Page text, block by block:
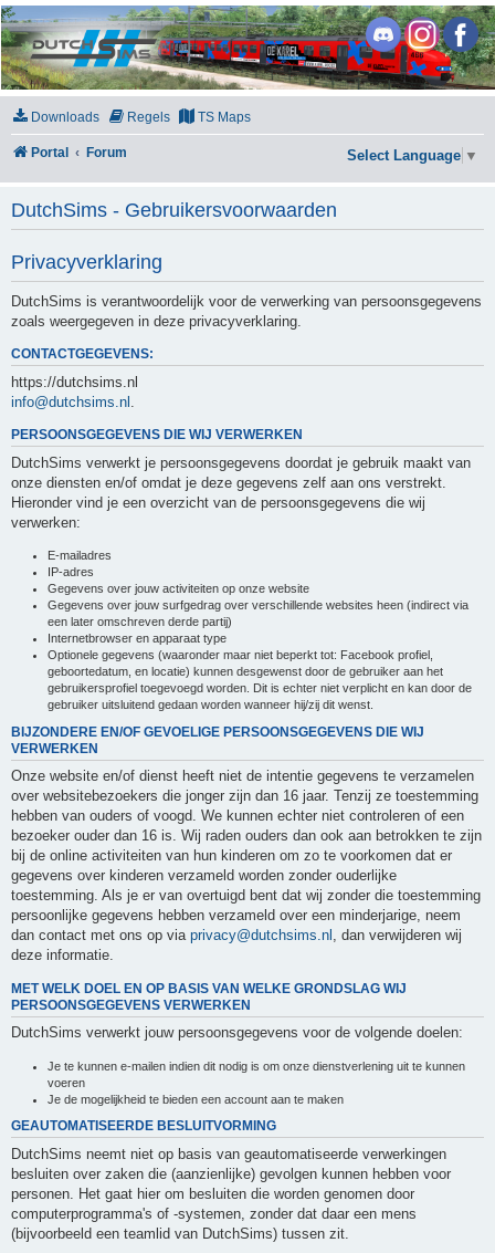
DutchSims
Downloads Regels TS Maps
Portal Forum Select Language ▼
DutchSims - Gebruikersvoorwaarden
Privacyverklaring
DutchSims is verantwoordelijk voor de verwerking van persoonsgegevens
zoals weergegeven in deze privacyverklaring.
CONTACTGEGEVENS:
https://dutchsims.nl
info@dutchsims.nl
PERSOONSGEGEVENS DIE WIJ VERWERKEN
DutchSims verwerkt je persoonsgegevens doordat je gebruik maakt van
onze diensten en/of omdat je deze gegevens zelf aan ons verstrekt.
Hieronder vind je een overzicht van de persoonsgegevens die wij
verwerken:
E-mailadres
IP-adres
Gegevens over jouw activiteiten op onze website
Gegevens over jouw surfgedrag over verschillende websites heen (indirect via
een later omschreven derde partij)
Internetbrowser en apparaat type
Optionele gegevens (waaronder maar niet beperkt tot: Facebook profiel,
geboortedatum, en locatie) kunnen desgewenst door de gebruiker aan het
gebruikersprofiel toegevoegd worden. Dit is echter niet verplicht en kan door de
gebruiker uitsluitend gedaan worden wanneer hij/zij dit wenst.
BIJZONDERE EN/OF GEVOELIGE PERSOONSGEGEVENS DIE WIJ
VERWERKEN
Onze website en/of dienst heeft niet de intentie gegevens te verzamelen
over websitebezoekers die jonger zijn dan 16 jaar. Tenzij ze toestemming
hebben van ouders of voogd. We kunnen echter niet controleren of een
bezoeker ouder dan 16 is. Wij raden ouders dan ook aan betrokken te zijn
bij de online activiteiten van hun kinderen om zo te voorkomen dat er
gegevens over kinderen verzameld worden zonder ouderlijke
toestemming. Als je er van overtuigd bent dat wij zonder die toestemming
persoonlijke gegevens hebben verzameld over een minderjarige, neem
dan contact met ons op via privacy@dutchsims.nl , dan verwijderen wij
deze informatie.
MET WELK DOEL EN OP BASIS VAN WELKE GRONDSLAG WIJ
PERSOONSGEGEVENS VERWERKEN
DutchSims verwerkt jouw persoonsgegevens voor de volgende doelen:
Je te kunnen e-mailen indien dit nodig is om onze dienstverlening uit te kunnen
voeren
Je de mogelijkheid te bieden een account aan te maken
GEAUTOMATISEERDE BESLUITVORMING
DutchSims neemt niet op basis van geautomatiseerde verwerkingen
besluiten over zaken die (aanzienlijke) gevolgen kunnen hebben voor
personen. Het gaat hier om besluiten die worden genomen door
computerprogramma's of -systemen, zonder dat daar een mens
(bijvoorbeeld een teamlid van DutchSims) tussen zit.